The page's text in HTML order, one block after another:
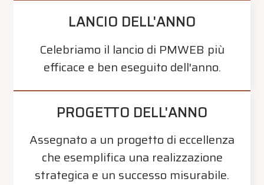
LANCIO DELL'ANNO
Celebriamo il lancio di PMWEB più
efficace e ben eseguito dell'anno.
PROGETTO DELL'ANNO
Assegnato a un progetto di eccellenza
che esemplifica una realizzazione
strategica e un successo misurabile.